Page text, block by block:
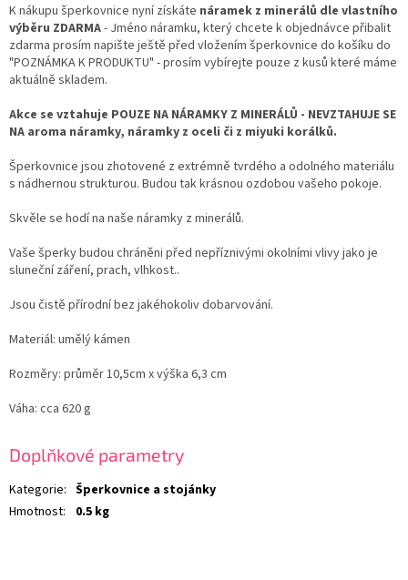
K nákupu šperkovnice nyní získáte náramek z minerálů dle vlastního
výběru ZDARMA- Jméno náramku, který chcete k objednávce přibalit
zdarma prosím napište ještě před vložením šperkovnice do košíku do
"POZNÁMKA K PRODUKTU" - prosím vybírejte pouze z kusů které máme
aktuálně skladem.
Akce se vztahuje POUZE NA NÁRAMKY Z MINERÁLŮ - NEVZTAHUJE SE
NA aroma náramky, náramky z oceli či z miyuki korálků.
Šperkovnice jsou zhotovené z extrémně tvrdého a odolného materiálu
s nádhernou strukturou. Budou tak krásnou ozdobou vašeho pokoje.
Skvěle se hodí na naše náramky z minerálů.
Vaše šperky budou chráněni před nepříznivými okolními vlivy jako je
sluneční záření, prach, vlhkost..
Jsou čistě přírodní bez jakéhokoliv dobarvování.
Materiál: umělý kámen
Rozměry: průměr 10,5cm x výška 6,3 cm
Váha: cca 620 g
Doplňkové parametry
Kategorie: Šperkovnice a stojánky
Hmotnost: 0.5 kg